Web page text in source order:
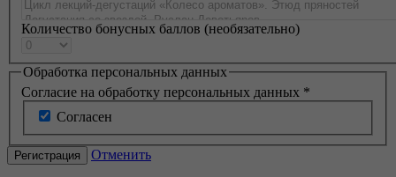
Количество бонусных баллов (необязательно)
Обработка персональных данных
Согласие на обработку персональных данных *
Согласен
Регистрация Отменить